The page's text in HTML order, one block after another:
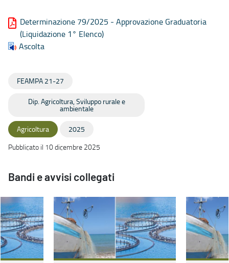
Determinazione 79/2025 - Approvazione Graduatoria
(Liquidazione 1° Elenco)
Ascolta
FEAMPA 21-27
Dip. Agricoltura, Sviluppo rurale e
ambientale
Agricoltura
2025
Pubblicato il 10 dicembre 2025
Bandi e avvisi collegati